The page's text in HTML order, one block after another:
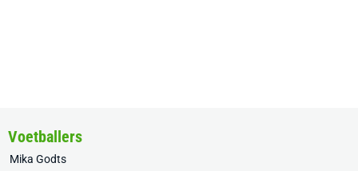
Voetballers
Mika Godts